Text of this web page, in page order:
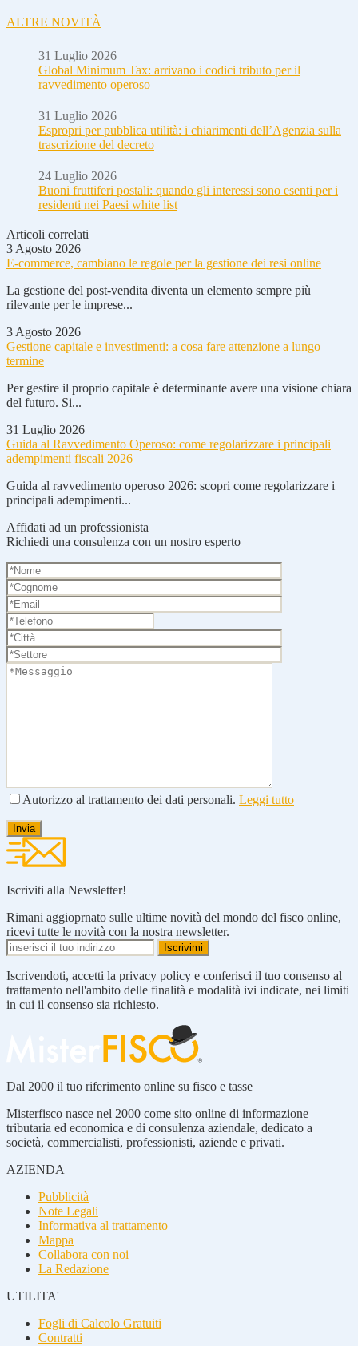
ALTRE NOVITÀ
31 Luglio 2026
Global Minimum Tax: arrivano i codici tributo per il
ravvedimento operoso
31 Luglio 2026
Espropri per pubblica utilità: i chiarimenti dell’Agenzia sulla
trascrizione del decreto
24 Luglio 2026
Buoni fruttiferi postali: quando gli interessi sono esenti per i
residenti nei Paesi white list
Articoli correlati
3 Agosto 2026
E-commerce, cambiano le regole per la gestione dei resi online
La gestione del post-vendita diventa un elemento sempre più
rilevante per le imprese...
3 Agosto 2026
Gestione capitale e investimenti: a cosa fare attenzione a lungo
termine
Per gestire il proprio capitale è determinante avere una visione chiara
del futuro. Si...
31 Luglio 2026
Guida al Ravvedimento Operoso: come regolarizzare i principali
adempimenti fiscali 2026
Guida al ravvedimento operoso 2026: scopri come regolarizzare i
principali adempimenti...
Affidati ad un professionista
Richiedi una consulenza con un nostro esperto
Autorizzo al trattamento dei dati personali. Leggi tutto
Iscriviti alla Newsletter!
Rimani aggioprnato sulle ultime novità del mondo del fisco online,
ricevi tutte le novità con la nostra newsletter.
Iscrivendoti, accetti la privacy policy e conferisci il tuo consenso al
trattamento nell'ambito delle finalità e modalità ivi indicate, nei limiti
in cui il consenso sia richiesto.
Dal 2000 il tuo riferimento online su fisco e tasse
Misterfisco nasce nel 2000 come sito online di informazione
tributaria ed economica e di consulenza aziendale, dedicato a
società, commercialisti, professionisti, aziende e privati.
AZIENDA
Pubblicità
Note Legali
Informativa al trattamento
Mappa
Collabora con noi
La Redazione
UTILITA'
Fogli di Calcolo Gratuiti
Contratti